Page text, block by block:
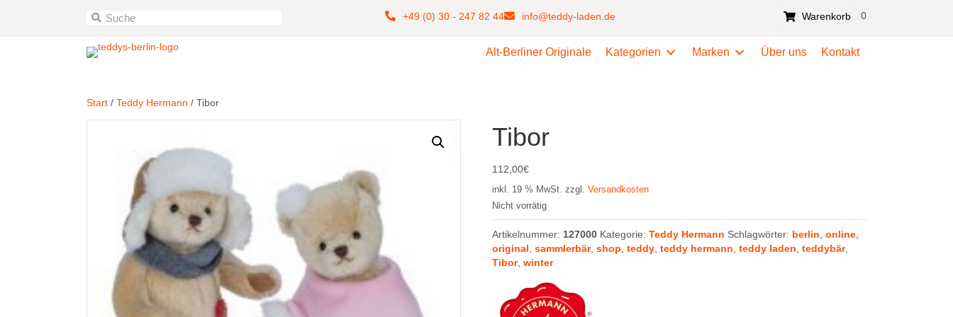
+49 (0) 30 - 247 82 44 info@teddy-laden.de Warenkorb 0
Alt-Berliner Originale Kategorien Marken Über uns Kontakt
Start / Teddy Hermann / Tibor
Tibor
112,00€
inkl. 19 % MwSt. zzgl. Versandkosten
Nicht vorrätig
Artikelnummer: 127000 Kategorie: Teddy Hermann Schlagwörter: berlin online
original sammlerbär, shop teddy teddy hermann teddy laden teddybär,
Tibor, winter